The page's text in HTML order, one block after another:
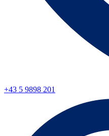
+43 5 9898 201